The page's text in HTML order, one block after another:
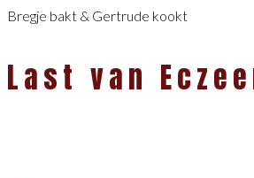
Bregje bakt & Gertrude kookt
Last van